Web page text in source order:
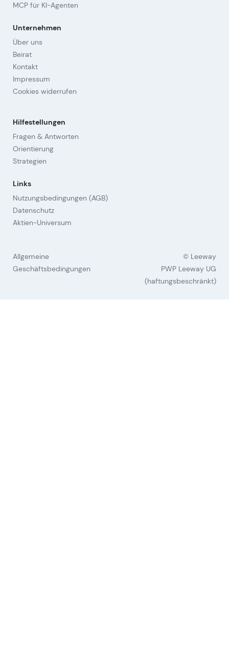
MCP für KI-Agenten
Unternehmen
Über uns
Beirat
Kontakt
Impressum
Cookies widerrufen
Hilfestellungen
Fragen & Antworten
Orientierung
Strategien
Links
Nutzungsbedingungen (AGB)
Datenschutz
Aktien-Universum
Allgemeine
Geschäftsbedingungen
© Leeway
PWP Leeway UG
(haftungsbeschränkt)